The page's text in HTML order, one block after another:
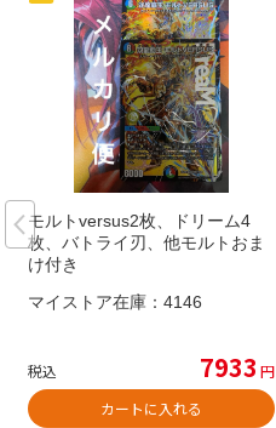
モルトversus2枚、ドリーム4
枚、バトライ刃、他モルトおま
け付き
マイストア在庫： 4146
税込 7933 円
カートに入れる